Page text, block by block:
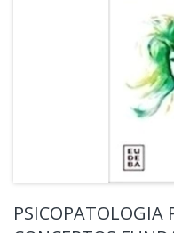
PSICOPATOLOGIA